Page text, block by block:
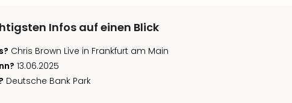
Infos auf einen Blick
Chris Brown Live in Frankfurt am Main
13.06.2025
Deutsche Bank Park